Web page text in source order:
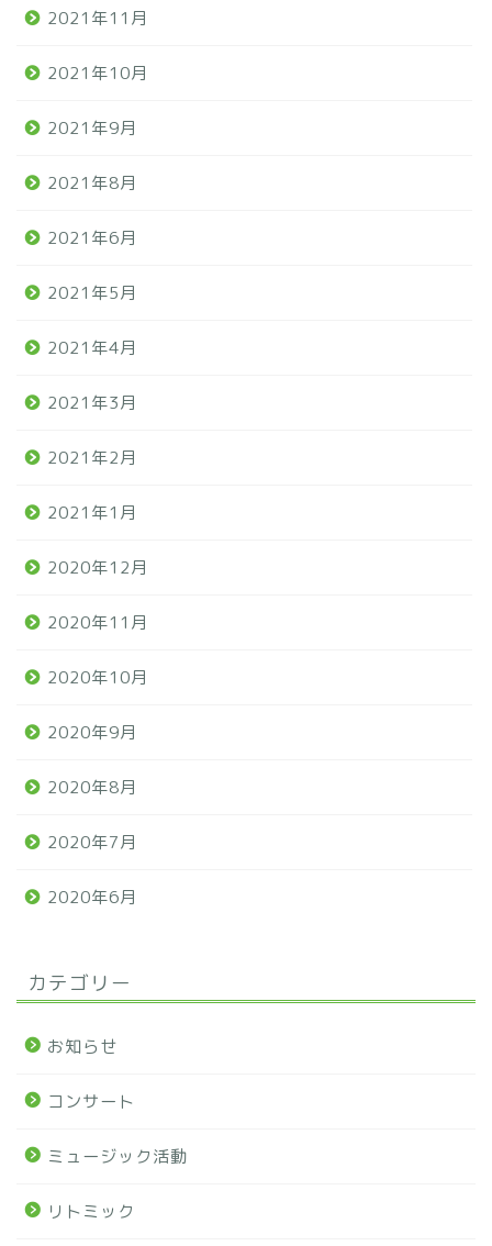
2021年11月
2021年10月
2021年9月
2021年8月
2021年6月
2021年5月
2021年4月
2021年3月
2021年2月
2021年1月
2020年12月
2020年11月
2020年10月
2020年9月
2020年8月
2020年7月
2020年6月
カテゴリー
お知らせ
コンサート
ミュージック活動
リトミック